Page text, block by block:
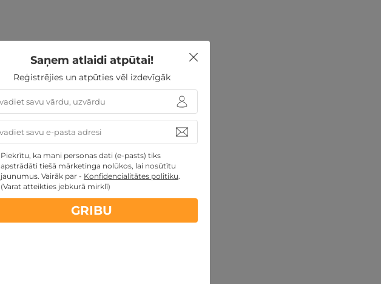
Saņem atlaidi atpūtai!
Reģistrējies un atpūties vēl izdevīgāk
Piekrītu, ka mani personas dati (e-pasts) tiks
apstrādāti tiešā mārketinga nolūkos, lai nosūtītu
jaunumus. Vairāk par - Konfidencialitātes politiku.
(Varat atteikties jebkurā mirklī)
GRIBU